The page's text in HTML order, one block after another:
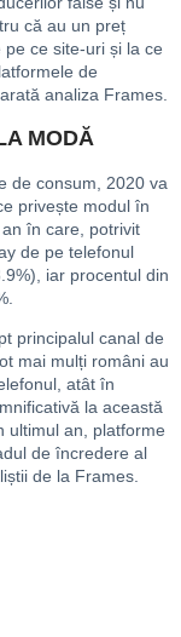
că au un preț
ce site-uri și la ce
de
analiza Frames.
MODĂ
de consum, 2020 va
privește modul în
în care, potrivit
de pe telefonul
iar procentul din
principalul canal de
mai mulți români au
atât în
la această
ultimul an, platforme
de încredere al
de la Frames.